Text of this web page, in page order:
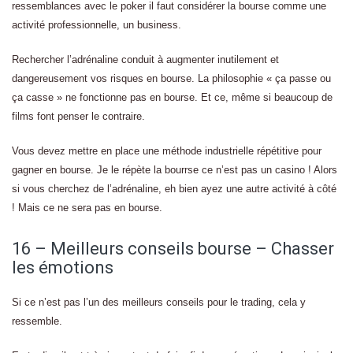
ressemblances avec le poker il faut considérer la bourse comme une
activité professionnelle, un business.
Rechercher l’adrénaline conduit à augmenter inutilement et
dangereusement vos risques en bourse. La philosophie « ça passe ou
ça casse » ne fonctionne pas en bourse. Et ce, même si beaucoup de
films font penser le contraire.
Vous devez mettre en place une méthode industrielle répétitive pour
gagner en bourse. Je le répète la bourrse ce n’est pas un casino ! Alors
si vous cherchez de l’adrénaline, eh bien ayez une autre activité à côté
! Mais ce ne sera pas en bourse.
16 – Meilleurs conseils bourse – Chasser
les émotions
Si ce n’est pas l’un des meilleurs conseils pour le trading, cela y
ressemble.